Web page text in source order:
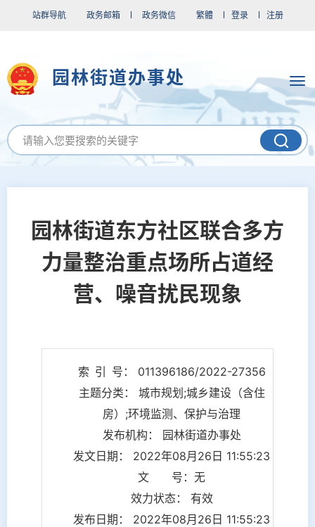
站群导航 政务邮箱 政务微信 繁體 登录 注册
园林街道办事处
园林街道东方社区联合多方
力量整治重点场所占道经
营、噪音扰民现象
索 引 号： 011396186/2022-27356
主题分类： 城市规划;城乡建设（含住
房）;环境监测、保护与治理
发布机构： 园林街道办事处
发文日期： 2022年08月26日 11:55:23
文 号：无
效力状态： 有效
发布日期： 2022年08月26日 11:55:23